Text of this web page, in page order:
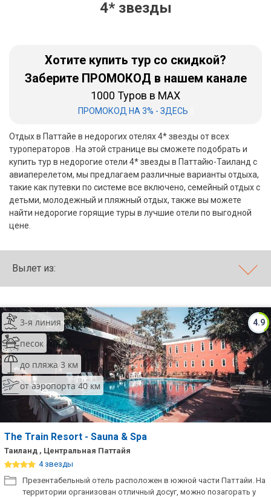
4* звезды
Хотите купить тур со скидкой?
Заберите ПРОМОКОД в нашем канале
1000 Туров в MAX
ПРОМОКОД НА 3% - ЗДЕСЬ
Отдых в Паттайе в недорогих отелях 4* звезды от всех
туроператоров . На этой странице вы сможете подобрать и
купить тур в недорогие отели 4* звезды в Паттайю-Таиланд с
авиаперелетом, мы предлагаем различные варианты отдыха,
такие как путевки по системе все включено, семейный отдых с
детьми, молодежный и пляжный отдых, также вы можете
найти недорогие горящие туры в лучшие отели по выгодной
цене.
Вылет из:
4.9
3-я линия
песок
до пляжа 3 км
от аэропорта 40 км
The Train Resort - Sauna & Spa
Таиланд , Центральная Паттайя
4 звезды
Презентабельный отель расположен в южной части Паттайи. На
территории организован отличный досуг, можно позагорать у
Хайнань
Занзибар
Абхазия
Большой Сочи
Кав Мин Воды
VIP отели 5 звезд
ТОП 10 лучших отелей 5*
ТОП 10 недорогих отелей
5*
Лучшие отели 4* звезды
Недорогие отели 4*
звезды
Лучшие отели 3* звезды
Недорогие отели 3*
звезды
Сетевые отели Турции